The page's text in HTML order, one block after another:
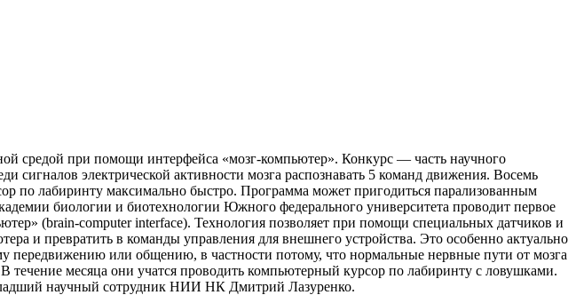
при помощи интерфейса «мозг-компьютер». Конкурс — часть научного
электрической активности мозга распознавать 5 команд движения. Восемь
по лабиринту максимально быстро. Программа может пригодиться парализованным
биологии и биотехнологии Южного федерального университета проводит первое
(brain-computer interface). Технология по­зволяет при помощи специальных датчиков и
и превратить в команды управления для внешнего устройства. Это особенно актуально
передвижению или общению, в частности потому, что нормальные нервные пути от мозга
месяца они учатся проводить компьютерный курсор по лабиринту с ловушками.
научный сотрудник НИИ НК Дмитрий Лазуренко.